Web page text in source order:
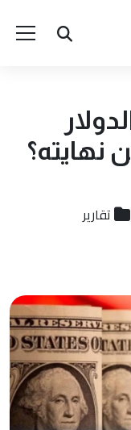
نهايته؟
تقارير